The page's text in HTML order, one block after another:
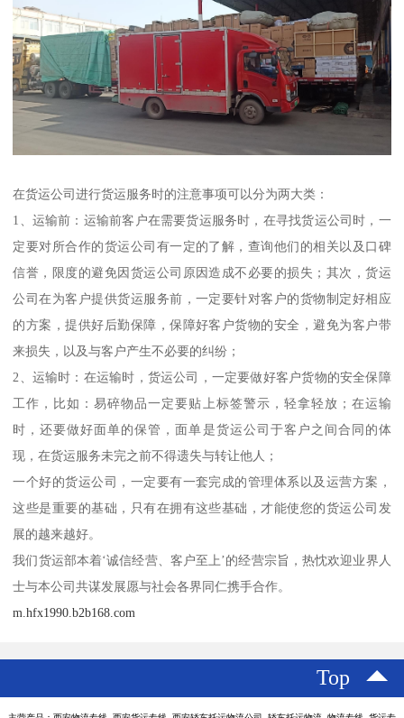
在货运公司进行货运服务时的注意事项可以分为两大类：
1、运输前：运输前客户在需要货运服务时，在寻找货运公司时，一
定要对所合作的货运公司有一定的了解，查询他们的相关以及口碑
信誉，限度的避免因货运公司原因造成不必要的损失；其次，货运
公司在为客户提供货运服务前，一定要针对客户的货物制定好相应
的方案，提供好后勤保障，保障好客户货物的安全，避免为客户带
来损失，以及与客户产生不必要的纠纷；
2、运输时：在运输时，货运公司，一定要做好客户货物的安全保障
工作，比如：易碎物品一定要贴上标签警示，轻拿轻放；在运输
时，还要做好面单的保管，面单是货运公司于客户之间合同的体
现，在货运服务未完之前不得遗失与转让他人；
一个好的货运公司，一定要有一套完成的管理体系以及运营方案，
这些是重要的基础，只有在拥有这些基础，才能使您的货运公司发
展的越来越好。
我们货运部本着‘诚信经营、客户至上’的经营宗旨，热忱欢迎业界人
士与本公司共谋发展愿与社会各界同仁携手合作。
m.hfx1990.b2b168.com
Top